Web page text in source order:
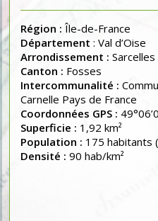
Région : Île-de-France
Département : Val d’Oise
Arrondissement : Sarcelles
Canton : Fosses
Intercommunalité :
Carnelle Pays de France
Coordonnées GPS :
Superficie : 1,92 km²
Population : 175 habitants
Densité : 90 hab/km²